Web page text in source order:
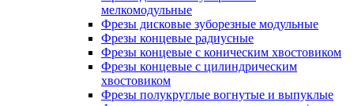
мелкомодульные
Фрезы дисковые зуборезные модульные
Фрезы концевые радиусные
Фрезы концевые с коническим хвостовиком
Фрезы концевые с цилиндрическим
хвостовиком
Фрезы полукруглые вогнутые и выпуклые